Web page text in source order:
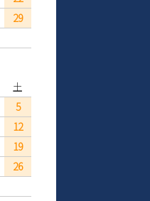
29
土
5
12
19
26